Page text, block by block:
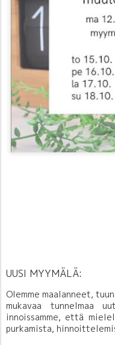
UUSI MYYMÄLÄ:
Olemme maalanneet,
mukavaa tunnelmaa
innoissamme, että
purkamista,